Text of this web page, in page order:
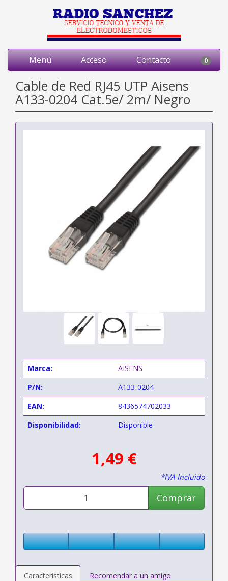
Menú Acceso Contacto 0
Cable de Red RJ45 UTP Aisens
A133-0204 Cat.5e/ 2m/ Negro
Marca:
AISENS
P/N:
A133-0204
EAN:
8436574702033
Disponibilidad:
Disponible
1,49 €
*IVA Incluido
Comprar
Características Recomendar a un amigo